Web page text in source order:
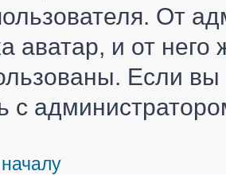
От
аватар, и от него
Если
с